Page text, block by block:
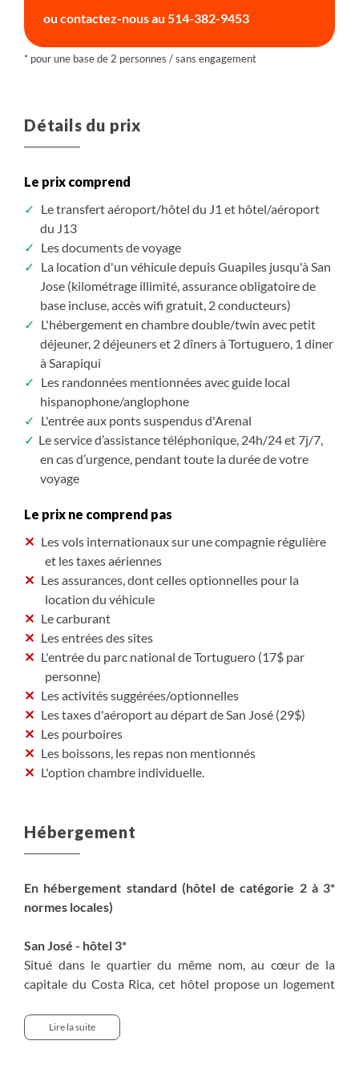
explorer les environs des hébergements !
Les impératifs locaux : saisons, fêtes et jours fériés,
ou contactez-nous au 514-382-9453
Détails du prix
Le prix comprend
Le transfert aéroport/hôtel du J1 et hôtel/aéroport
du J13
Les documents de voyage
La location d'un véhicule depuis Guapiles jusqu'à San
Jose (kilométrage illimité, assurance obligatoire de
base incluse, accès wifi gratuit, 2 conducteurs)
L'hébergement en chambre double/twin avec petit
déjeuner, 2 déjeuners et 2 dîners à Tortuguero, 1 diner
à Sarapiqui
Les randonnées mentionnées avec guide local
hispanophone/anglophone
L'entrée aux ponts suspendus d'Arenal
Le service d’assistance téléphonique, 24h/24 et 7j/7,
en cas d’urgence, pendant toute la durée de votre
voyage
Le prix ne comprend pas
Les vols internationaux sur une compagnie régulière
et les taxes aériennes
Les assurances, dont celles optionnelles pour la
location du véhicule
Le carburant
Les entrées des sites
L'entrée du parc national de Tortuguero (17$ par
personne)
Les activités suggérées/optionnelles
Les taxes d'aéroport au départ de San José (29$)
Les pourboires
Les boissons, les repas non mentionnés
L'option chambre individuelle.
Hébergement
En hébergement standard (hôtel de catégorie 2 à 3*
normes locales)
San José - hôtel 3*
Situé dans le quartier du même nom, au cœur de la
capitale du Costa Rica, cet hôtel propose un logement
chambres avec une architecture coloniale agréable.
Lire la suite